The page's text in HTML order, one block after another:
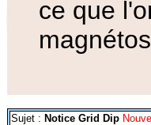
ce que
Sujet : Notice Grid Dip